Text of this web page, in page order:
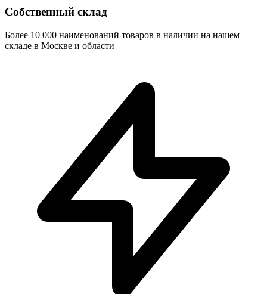
Собственный склад
Более 10 000 наименований товаров в наличии на нашем
складе в Москве и области